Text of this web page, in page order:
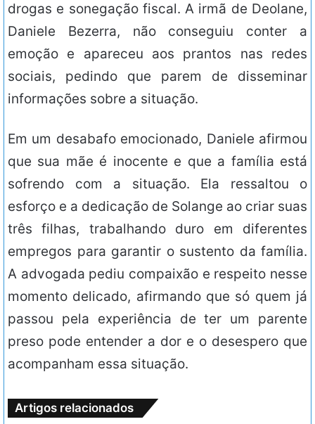
drogas e sonegação fiscal. A irmã de Deolane,
Daniele Bezerra, não conseguiu conter a
emoção e apareceu aos prantos nas redes
sociais, pedindo que parem de disseminar
informações sobre a situação.
Em um desabafo emocionado, Daniele afirmou
que sua mãe é inocente e que a família está
sofrendo com a situação. Ela ressaltou o
esforço e a dedicação de Solange ao criar suas
três filhas, trabalhando duro em diferentes
empregos para garantir o sustento da família.
A advogada pediu compaixão e respeito nesse
momento delicado, afirmando que só quem já
passou pela experiência de ter um parente
preso pode entender a dor e o desespero que
acompanham essa situação.
Artigos relacionados